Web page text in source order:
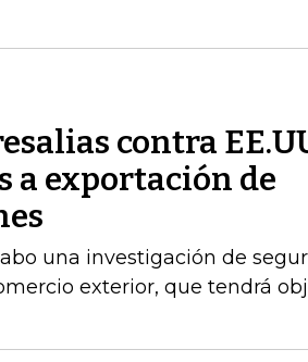
contra
a exportación de
una investigación de
exterior, que tendrá